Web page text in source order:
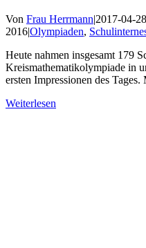
Von Frau Herrmann|2017-04-
2016|Olympiaden,
Heute nahmen insgesamt 179
Kreismathematikolympiade in
ersten Impressionen des
Weiterlesen